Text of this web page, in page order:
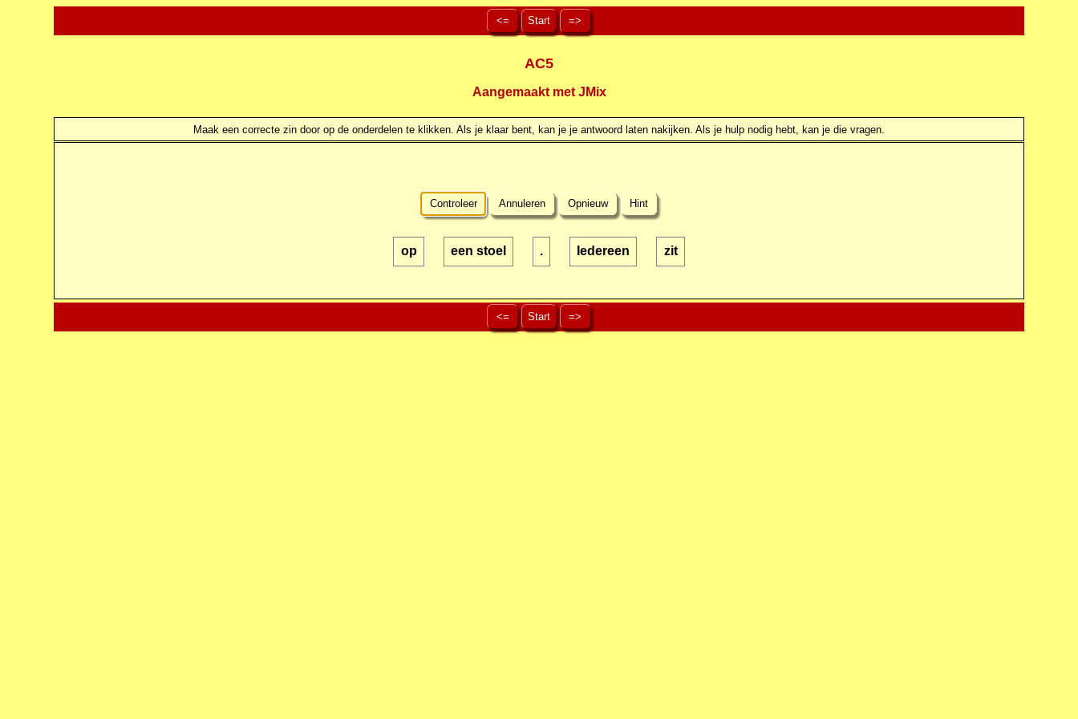
<= Start =>
AC5
Aangemaakt met JMix
Maak een correcte zin door op de onderdelen te klikken. Als je klaar bent, kan je je antwoord laten nakijken. Als je hulp nodig hebt, kan je die vragen.
Controleer Annuleren Opnieuw Hint
op een stoel . Iedereen zit
<= Start =>